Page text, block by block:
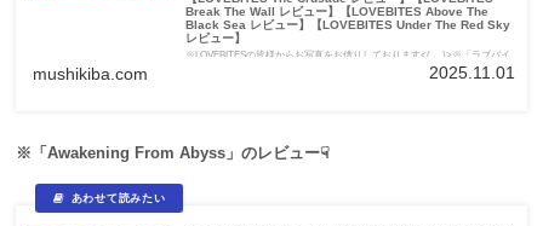
Break The Wall レビュー】【LOVEBITES Above The
Black Sea レビュー】【LOVEBITES Under The Red Sky
レビュー】
※LOVEBITESの皆様からお写真をお借りしております<(_ _)>※「ラブバイ
mushikiba.com 2025.11.01
※「Awakening From Abyss」のレビュー☟